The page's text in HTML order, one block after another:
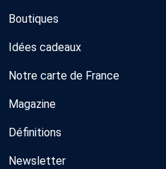
Boutiques
Idées cadeaux
Notre carte de France
Magazine
Définitions
Newsletter